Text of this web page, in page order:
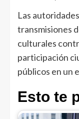
Las
transmisiones
culturales
participación
públicos en un
Esto te